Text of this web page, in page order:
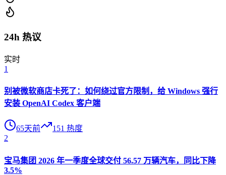
24h 热议
实时
1
别被微软商店卡死了：如何绕过官方限制，给 Windows 强行
安装 OpenAI Codex 客户端
65天前 151 热度
2
宝马集团 2026 年一季度全球交付 56.57 万辆汽车，同比下降
3.5%